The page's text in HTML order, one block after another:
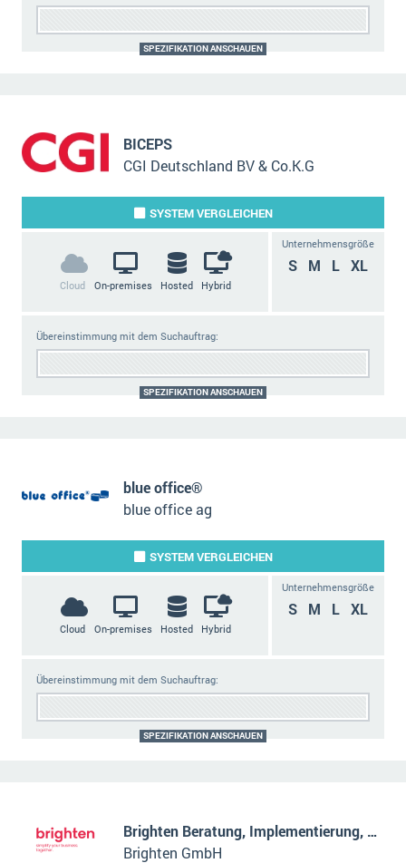
SPEZIFIKATION ANSCHAUEN
BICEPS
CGI Deutschland BV & Co.K.G
SYSTEMVERGLEICHEN
Cloud On-premises Hosted Hybrid
Unternehmensgröße
S M L XL
Übereinstimmung mit dem Suchauftrag:
SPEZIFIKATION ANSCHAUEN
blue office®
blue office ag
SYSTEMVERGLEICHEN
Cloud On-premises Hosted Hybrid
Unternehmensgröße
S M L XL
Übereinstimmung mit dem Suchauftrag:
SPEZIFIKATION ANSCHAUEN
Brighten Beratung, Implementierung, Support
Brighten GmbH